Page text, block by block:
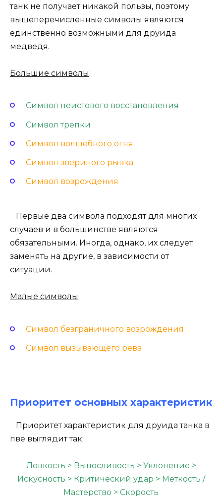
танк не получает никакой пользы, поэтому
вышеперечисленные символы являются
единственно возможными для друида
медведя.
Большие символы:
Символ неистового восстановления
Символ трепки
Символ волшебного огня
Символ звериного рывка
Символ возрождения
Первые два символа подходят для многих
случаев и в большинстве являются
обязательными. Иногда, однако, их следует
заменять на другие, в зависимости от
ситуации.
Малые символы:
Символ безграничного возрождения
Символ вызывающего рева
Приоритет основных характеристик
Приоритет характеристик для друида танка в
пве выглядит так:
Ловкость > Выносливость > Уклонение >
Искусность > Критический удар > Меткость /
Мастерство > Скорость